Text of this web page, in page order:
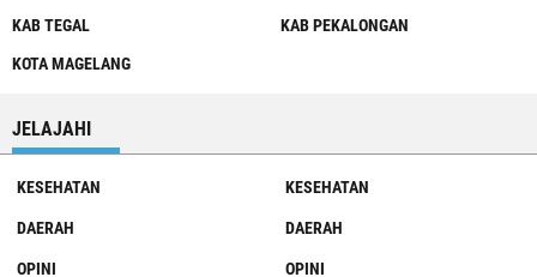
KAB TEGAL
KOTA MAGELANG
KAB PEKALONGAN
JELAJAHI
KESEHATAN
DAERAH
OPINI
KESEHATAN
DAERAH
OPINI